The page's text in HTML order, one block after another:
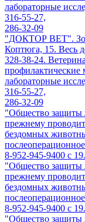
лабораторные
316-55-27,
286-32-09
"ДОКТОР ВЕТ".
Коптюга, 15. Весь
328-38-24.
профилактические
лабораторные
316-55-27,
286-32-09
"Общество защиты
прежнему
бездомных
8-952-945-9400 с
"Общество защиты
прежнему
бездомных
8-952-945-9400 с
"Общество защиты